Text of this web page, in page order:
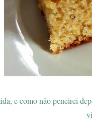
e como não peneirei